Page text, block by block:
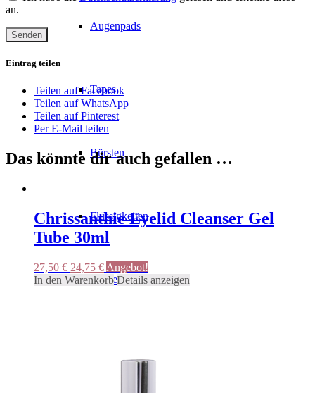
Augenpads
Tapes
Bürsten
Flüssigkeiten
Hygiene
an.
Eintrag teilen
Teilen auf Facebook
Teilen auf WhatsApp
Teilen auf Pinterest
Per E-Mail teilen
Das könnte dir auch gefallen …
Chrissanthie Eyelid Cleanser Gel
Tube 30ml
27,50€ Ursprünglicher
Preis
24,75 €Aktueller
Preis
Angebot!
In den Warenkorb Details anzeigen